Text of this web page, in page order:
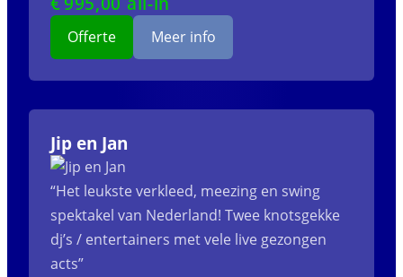
Offerte Meer info
Jip en Jan
“Het leukste verkleed, meezing en swing
spektakel van Nederland! Twee knotsgekke
dj’s / entertainers met vele live gezongen
acts”